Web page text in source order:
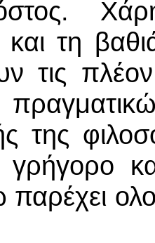
και τη
τις
της
παρέχει